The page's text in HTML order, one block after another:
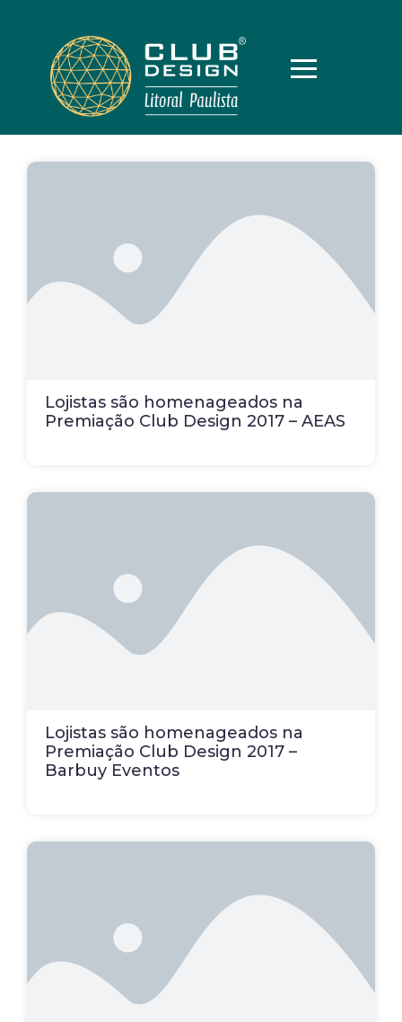
Lojistas são homenageados na
Premiação Club Design 2017 – AEAS
Lojistas são homenageados na
Premiação Club Design 2017 –
Barbuy Eventos